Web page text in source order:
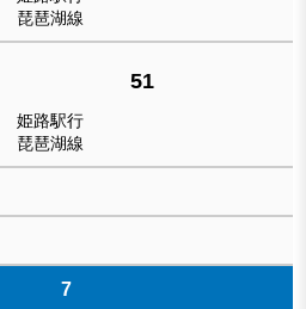
琵琶湖線
51
姫路駅行
琵琶湖線
7